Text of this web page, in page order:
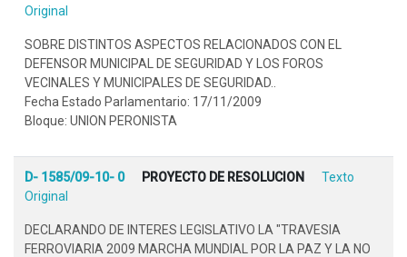
Original
SOBRE DISTINTOS ASPECTOS RELACIONADOS CON EL
DEFENSOR MUNICIPAL DE SEGURIDAD Y LOS FOROS
VECINALES Y MUNICIPALES DE SEGURIDAD..
Fecha Estado Parlamentario: 17/11/2009
Bloque: UNION PERONISTA
D- 1585/09-10- 0 PROYECTO DE RESOLUCION
Texto
Original
DECLARANDO DE INTERES LEGISLATIVO LA "TRAVESIA
FERROVIARIA 2009 MARCHA MUNDIAL POR LA PAZ Y LA NO